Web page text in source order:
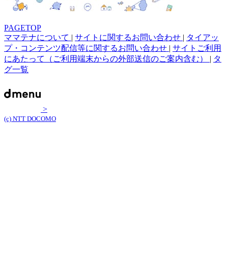
PAGETOP
ママテナについて | サイトに関するお問い合わせ | タイアッ
プ・コンテンツ配信等に関するお問い合わせ | サイトご利用
にあたって（ご利用端末からの外部送信のご案内含む） | タ
グ一覧
>
(c) NTT DOCOMO